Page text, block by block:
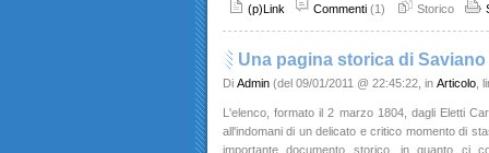
(p)Link Commenti (1) Storico
Una pagina storica di
Di Admin (del 09/01/2011 @ 22:45:22, in Articolo ,
L'elenco, formato il 2 marzo 1804, dagli Eletti
all'indomani di un delicato e critico momento di
importante documento storico, in quanto ci